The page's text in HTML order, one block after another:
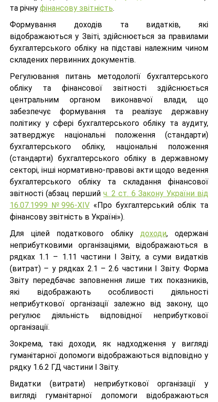
та річну фінансову звітність.
Формування доходів та видатків, які
відображаються у Звіті, здійснюється за правилами
бухгалтерського обліку на підставі належним чином
складених первинних документів.
Регулювання питань методології бухгалтерського
обліку та фінансової звітності здійснюється
центральним органом виконавчої влади, що
забезпечує формування та реалізує державну
політику у сфері бухгалтерського обліку та аудиту,
затверджує національні положення (стандарти)
бухгалтерського обліку, національні положення
(стандарти) бухгалтерського обліку в державному
секторі, інші нормативно-правові акти щодо ведення
бухгалтерського обліку та складання фінансової
звітності (абзац першийч. 2 ст. 6 Закону України від
16.07.1999 №996-XIV «Про бухгалтерський облік та
фінансову звітність в Україні»).
Для цілей податкового обліку доходи, одержані
неприбутковими організаціями, відображаються в
рядках 1.1 – 1.11 частини І Звіту, а суми видатків
(витрат) – у рядках 2.1 – 2.6 частини І Звіту. Форма
Звіту передбачає заповнення лише тих показників,
які відображають особливості діяльності
неприбуткової організації залежно від закону, що
регулює діяльність відповідної неприбуткової
організації.
Зокрема, такі доходи, як надходження у вигляді
гуманітарної допомоги відображаються відповідно у
рядку 1.6.2 ГД частини І Звіту.
Видатки (витрати) неприбуткової організації у
вигляді гуманітарної допомоги відображаються